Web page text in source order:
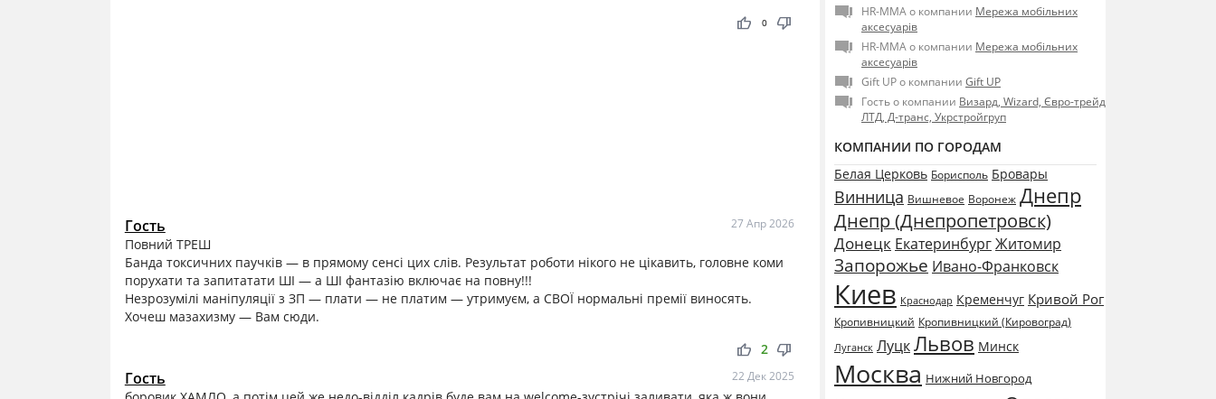
thumb_up thumb_down
0
Гость 27 Апр 2026
Повний ТРЕШ
Банда токсичних паучків — в прямому сенсі цих слів. Результат роботи нікого не цікавить, головне коми
порухати та запитатати ШІ — а ШІ фантазію включає на повну!!!
Незрозумілі маніпуляції з ЗП — плати — не платим — утримуєм, а СВОЇ нормальні премії виносять.
Хочеш мазахизму — Вам сюди.
thumb_up thumb_down
2
Гость 22 Дек 2025
HR-MMA о компании Мережа мобільних
аксесуарів
HR-MMA о компании Мережа мобільних
аксесуарів
Gift UP о компании Gift UP
Гость о компании Визард, Wizard, Євро-трейд
ЛТД, Д-транс, Укрстройгруп
КОМПАНИИ ПО ГОРОДАМ
Белая Церковь Борисполь Бровары
Винница Вишневое Воронеж Днепр
Днепр (Днепропетровск)
Донецк ЕкатеринбургЖитомир
Запорожье Ивано-Франковск
Киев Краснодар Кременчуг Кривой Рог
Кропивницкий Кропивницкий (Кировоград)
Луганск ЛуцкЛьвов Минск
Москва Нижний Новгород